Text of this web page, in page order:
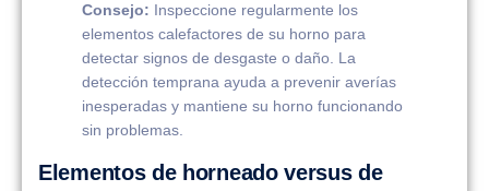
Consejo: Inspeccione regularmente los
elementos calefactores de su horno para
detectar signos de desgaste o daño. La
detección temprana ayuda a prevenir averías
inesperadas y mantiene su horno funcionando
sin problemas.
Elementos de horneado versus de